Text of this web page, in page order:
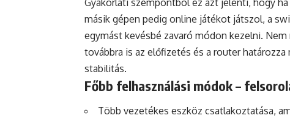
másik gépen pedig online játékot játszol, a
egymást kevésbé zavaró módon kezelni.
továbbra is az előfizetés és a router
stabilitás.
Főbb felhasználási módok –
Több vezetékes eszköz csatlakoztatása,